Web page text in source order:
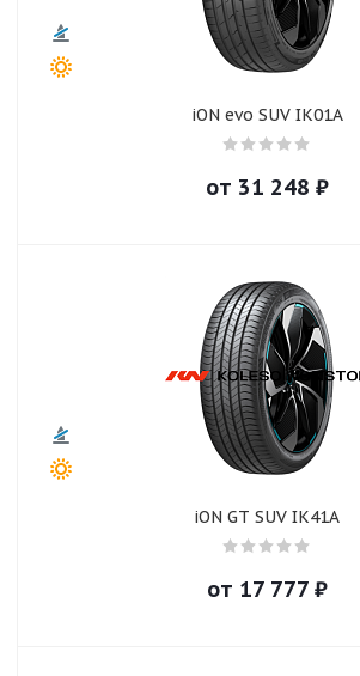
iON evo SUV IK01A
от 31 248 ₽
iON GT SUV IK41A
от 17 777₽